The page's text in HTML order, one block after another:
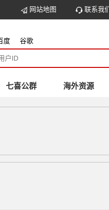
联系我们
网站地图
度 谷歌
七喜公群 海外资源